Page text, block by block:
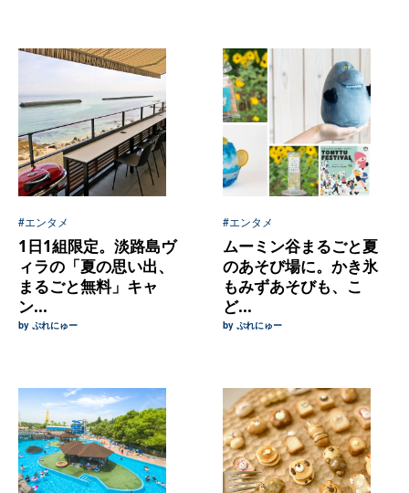
#エンタメ
1日1組限定。淡路島ヴ
ィラの「夏の思い出、
まるごと無料」キャ
ン...
by ぷれにゅー
#エンタメ
ムーミン谷まるごと夏
のあそび場に。かき氷
もみずあそびも、こ
ど...
by ぷれにゅー